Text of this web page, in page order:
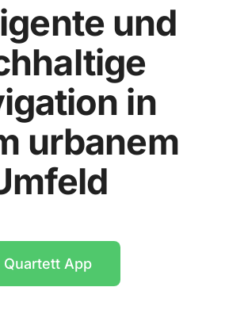
und
in
urbanem
Quartett App